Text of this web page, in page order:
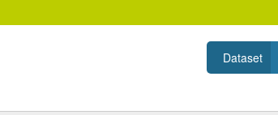
Dataset